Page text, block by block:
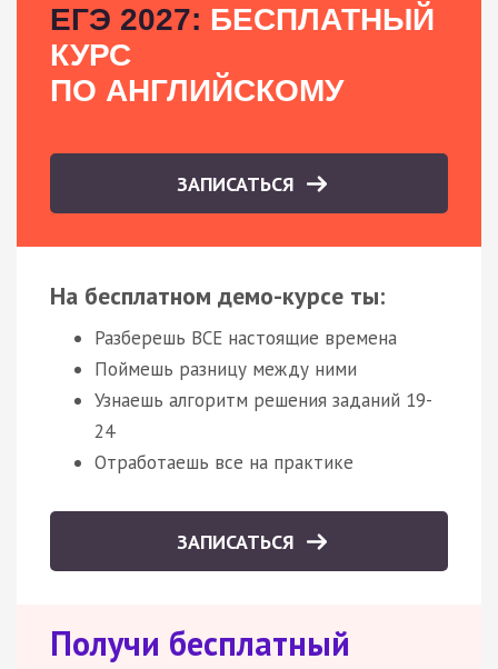
ЕГЭ 2027: БЕСПЛАТНЫЙ
КУРС
ПО АНГЛИЙСКОМУ
ЗАПИСАТЬСЯ
На бесплатном демо-курсе ты:
Разберешь ВСЕ настоящие времена
Поймешь разницу между ними
Узнаешь алгоритм решения заданий 19-
24
Отработаешь все на практике
ЗАПИСАТЬСЯ
Получи бесплатный